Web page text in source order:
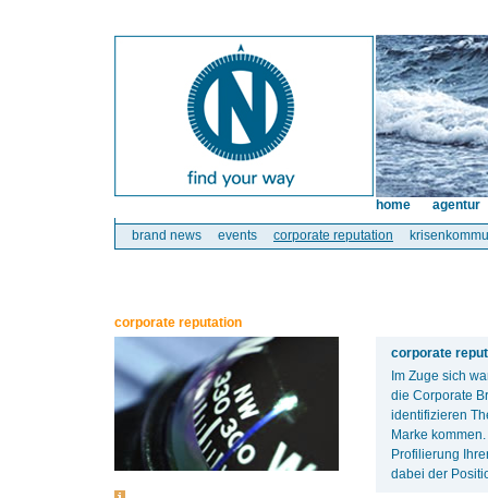
brand news events corporate reputation
home agentur
corporate reputation
corporate
Im Zuge sich
die Corporate
identifizieren
Marke
Profilierung
dabei der